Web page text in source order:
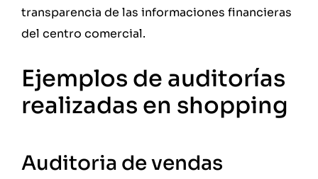
transparencia de las informaciones financieras
del centro comercial.
Ejemplos de auditorías
realizadas en shopping
Auditoria de vendas